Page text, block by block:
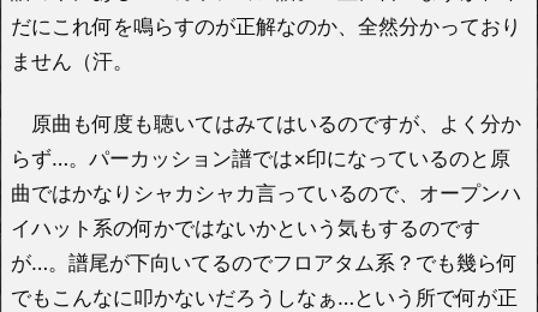
だにこれ何を鳴らすのが正解なのか、全然分かっており
ません（汗。
原曲も何度も聴いてはみてはいるのですが、よく分か
らず…。パーカッション譜では×印になっているのと原
曲ではかなりシャカシャカ言っているので、オープンハ
イハット系の何かではないかという気もするのです
が…。譜尾が下向いてるのでフロアタム系？でも幾ら何
でもこんなに叩かないだろうしなぁ…という所で何が正